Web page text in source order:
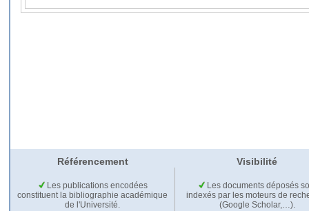
Référencement Visibilité
Les publications encodées
constituent la bibliographie académique
de l'Université.
Les documents déposés
indexés par les moteurs de
(Google Scholar,…).